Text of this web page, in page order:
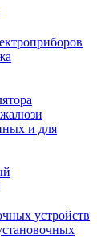
и для
устройств